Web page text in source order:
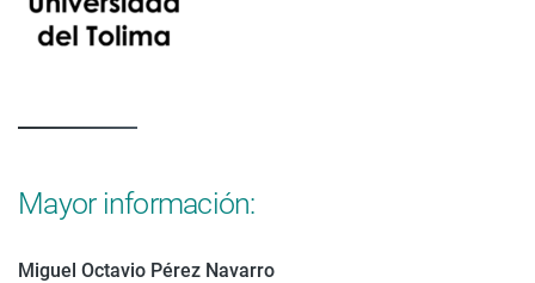
Mayor información:
Miguel Octavio Pérez Navarro